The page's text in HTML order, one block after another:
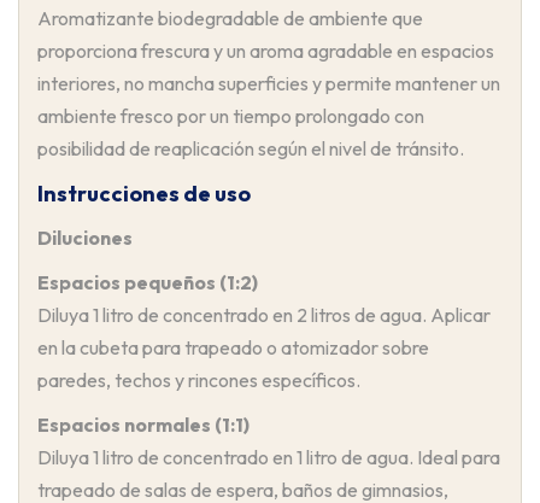
Aromatizante biodegradable de ambiente que
proporciona frescura y un aroma agradable en espacios
interiores, no mancha superficies y permite mantener un
ambiente fresco por un tiempo prolongado con
posibilidad de reaplicación según el nivel de tránsito.
Instrucciones de uso
Diluciones
Espacios pequeños (1:2)
Diluya 1 litro de concentrado en 2 litros de agua. Aplicar
en la cubeta para trapeado o atomizador sobre
paredes, techos y rincones específicos.
Espacios normales (1:1)
Diluya 1 litro de concentrado en 1 litro de agua. Ideal para
trapeado de salas de espera, baños de gimnasios,